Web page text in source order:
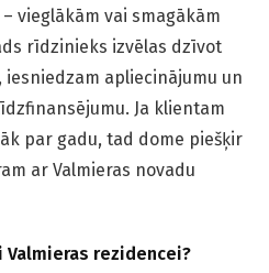
vieglākām vai smagākām
rīdzinieks izvēlas dzīvot
iesniedzam apliecinājumu un
Ja klientam
par gadu, tad dome piešķir
ar Valmieras novadu
rezidencei?